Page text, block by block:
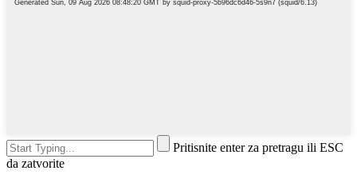
Pritisnite enter za pretragu ili ESC
da zatvorite